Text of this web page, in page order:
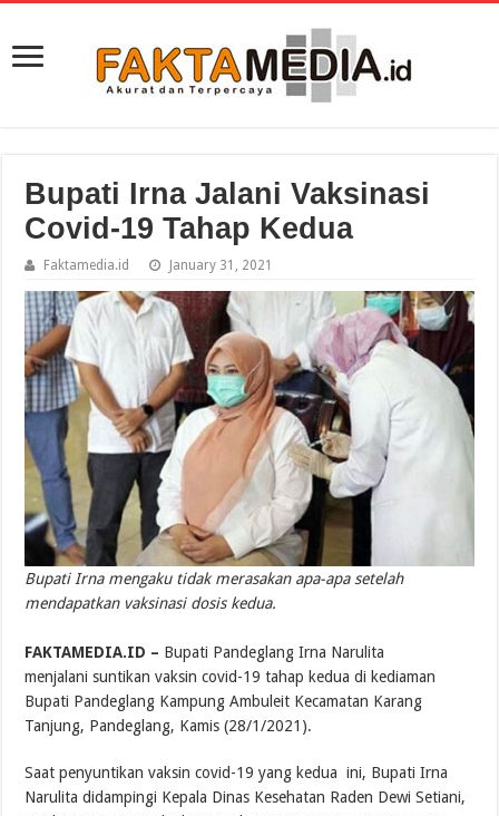
Bupati Irna Jalani Vaksinasi
Covid-19 Tahap Kedua
Faktamedia.id January 31, 2021
Bupati Irna mengaku tidak merasakan apa-apa setelah
mendapatkan vaksinasi dosis kedua.
FAKTAMEDIA.ID – Bupati Pandeglang Irna Narulita
menjalani suntikan vaksin covid-19 tahap kedua di kediaman
Bupati Pandeglang Kampung Ambuleit Kecamatan Karang
Tanjung, Pandeglang, Kamis (28/1/2021).
Saat penyuntikan vaksin covid-19 yang kedua ini, Bupati Irna
Narulita didampingi Kepala Dinas Kesehatan Raden Dewi Setiani,